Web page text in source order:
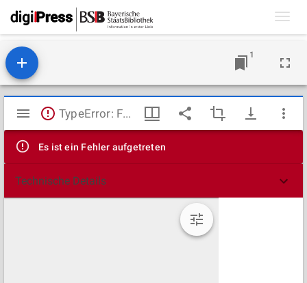
1
Mirador
Viewer
TypeError: Failed to fetch
Es ist ein Fehler aufgetreten
Technische Details